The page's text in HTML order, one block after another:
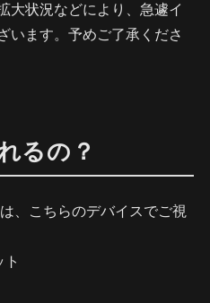
大状況などにより、急遽イ
います。予めご了承くださ
るの？
、こちらのデバイスでご視